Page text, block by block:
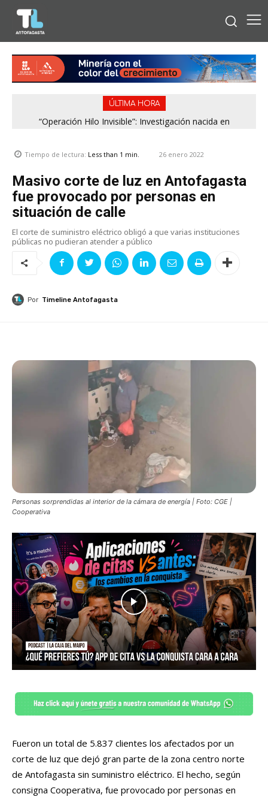
ÚLTIMA HORA
“Operación Hilo Invisible”: Investigación nacida en
Tiempo de lectura: Less than 1 min. 26 enero 2022
Masivo corte de luz en Antofagasta
fue provocado por personas en
situación de calle
El corte de suministro eléctrico obligó a que varias instituciones
públicas no pudieran atender a público
Por Timeline Antofagasta
Personas sorprendidas al interior de la cámara de energía | Foto: CGE |
Cooperativa
Fueron un total de 5.837 clientes los afectados por un
corte de luz que dejó gran parte de la zona centro norte
de Antofagasta sin suministro eléctrico. El hecho, según
consigna Cooperativa, fue provocado por personas en